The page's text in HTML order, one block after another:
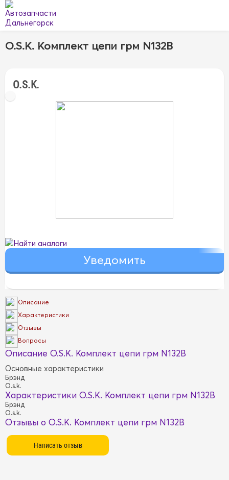
O.S.K. Комплект цепи грм N132B
O.S.K.
Найти аналоги
Описание
Характеристики
Отзывы
Вопросы
Описание O.S.K. Комплект цепи грм N132B
Основные характеристики
Брэнд
O.s.k.
Характеристики O.S.K. Комплект цепи грм N132B
Брэнд
O.s.k.
Отзывы о O.S.K. Комплект цепи грм N132B